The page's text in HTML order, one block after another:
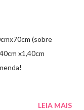
(sobre
x1,40cm
LEIA MAIS